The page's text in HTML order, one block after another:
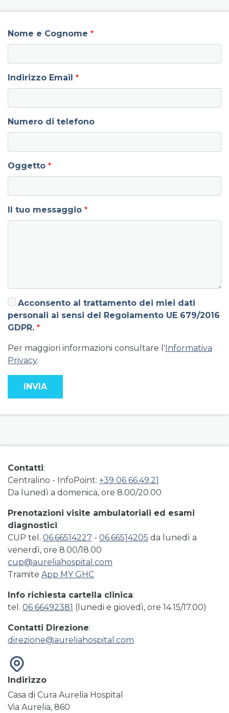
field group left
Nome e Cognome
Indirizzo Email
Numero di telefono
Oggetto
Il tuo messaggio
Acconsento al trattamento dei miei dati
personali ai sensi del Regolamento UE 679/2016
GDPR.
Per maggiori informazioni consultare l'Informativa
Privacy.
field group right
Contatti:
Centralino - InfoPoint: +39 06 66.49.21
Da lunedì a domenica, ore 8.00/20.00
Prenotazioni visite ambulatoriali ed esami
diagnostici:
CUP tel. 06.66514227 - 06.66514205 da lunedì a
venerdì, ore 8.00/18.00
cup@aureliahospital.com
Tramite App MY GHC
Info richiesta cartella clinica:
tel. 06 66492381 (lunedi e giovedì, ore 14.15/17.00)
Contatti Direzione:
direzione@aureliahospital.com
Indirizzo
Casa di Cura Aurelia Hospital
Via Aurelia, 860